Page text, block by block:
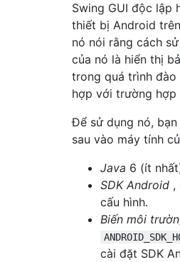
Swing GUI độc lập
thiết bị Android
nó nói rằng cách
của nó là hiển thị
trong quá trình đào
hợp với trường hợp
Để sử dụng nó,
sau vào máy tính
Java 6 (ít
SDK Android ,
cấu hình.
Biến môi
cài đặt SDK